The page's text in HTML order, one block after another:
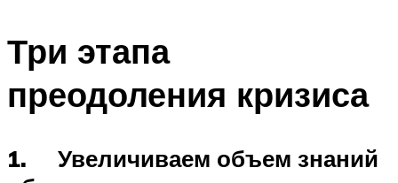
Три этапа
преодоления кризиса
1. Увеличиваем объем знаний